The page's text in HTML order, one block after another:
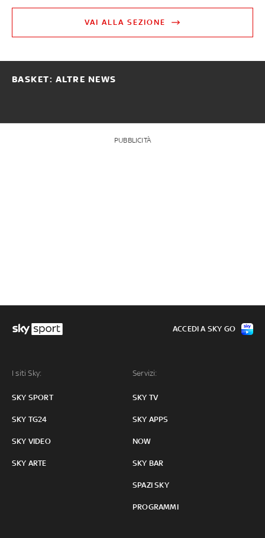
VAI ALLA SEZIONE
BASKET: ALTRE NEWS
PUBBLICITÀ
I siti Sky:
SKY SPORT
SKY TG24
SKY VIDEO
SKY ARTE
Servizi:
SKY TV
SKY APPS
NOW
SKY BAR
SPAZI SKY
PROGRAMMI
ACCEDI A SKY GO